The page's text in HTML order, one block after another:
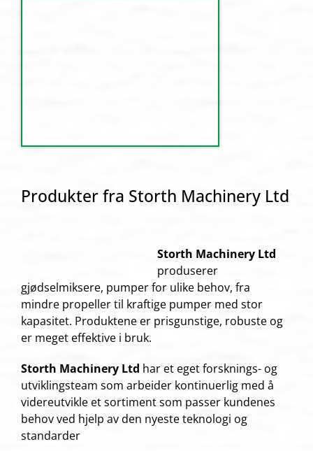
Produkter fra Storth Machinery Ltd
Storth Machinery Ltd
produserer
gjødselmiksere, pumperfor ulike behov, fra
mindre propeller til kraftige pumper med stor
kapasitet. Produktene er prisgunstige, robuste og
er meget effektive i bruk.
Storth Machinery Ltd har et eget forsknings- og
utviklingsteam som arbeider kontinuerlig med å
videreutvikle et sortiment som passer kundenes
behov ved hjelp av den nyeste teknologi og
standarder